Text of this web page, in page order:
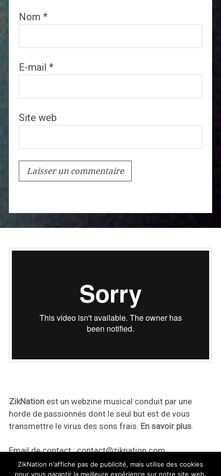
Nom *
E-mail *
Site web
ZikNationest un webzine musical conduit par une
horde de passionnés dont le seul but est de vous
transmettre le virus des sons frais. En savoir plus.
Email de contact :contact@ziknation.com
ZikNation n'affiche pas de publicité, mais utilise des cookies
pour vous garantir la meilleure expérience sur notre site web.